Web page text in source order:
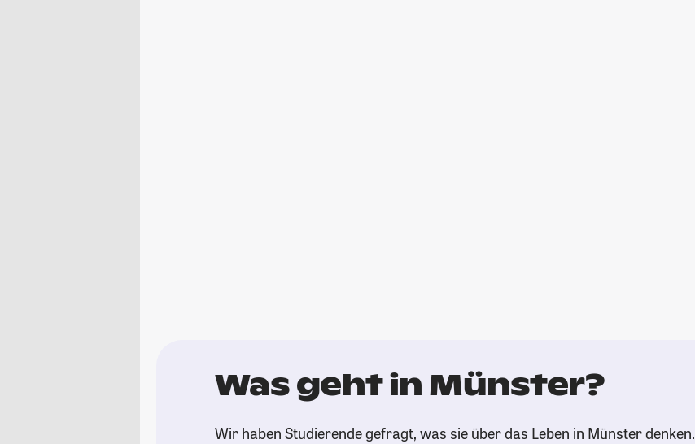
Was geht in Münster?
Wir haben Studierende gefragt, was sie über das Leben in Münster denken.